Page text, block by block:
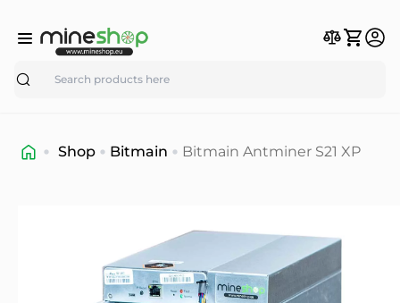
Search
Shop Bitmain Bitmain Antminer S21 XP